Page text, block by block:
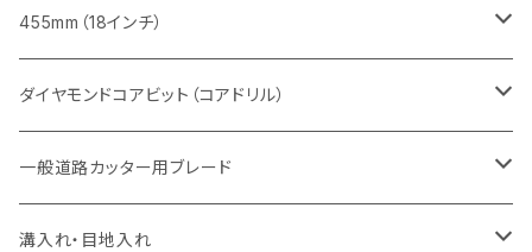
FRP切断用
塩ビ管・キッチンパネル切断用
大理石
ヒューム管・U字溝切断用
鋳鉄管切断用
ヒューム管・U字溝切断用
インターロッキング切断用
鋳鉄管切断用
ヒューム管・U字溝切断用
インターロッキング切断用
一般道路カッター用
ヒューム管・U字溝切断用
アスファルト切断用
一般道路カッター用
セグメント（特殊凹凸加工チップ
セグメントタイプ
コンクリート切断用
セグメント
セグメント（特殊凸凹加工チップ
ブロック切断用
セグメント
セグメント（特殊凸凹加工チップ
レンガ切断用
セグメント
インターロッキング切断用
セグメント
セグメント（特殊凸凹加工チップ
鉄筋コンクリート切断用
セグメントタイプ
コンクリート切断用
セグメント
セグメント（特殊凸凹加工チップ
ブロック切断用
セグメント
レンガ切断用
みかげ石（御影石）切断用
セグメントタイプ
コンクリート切断用
セグメントタイプ
一般道路カッター用
鉄筋コンクリート切断用
セグメントタイプ
インターロッキング切断用
455mm（18インチ）
道路コンクリート切断用
道路アスファルト切断用
ダイヤモンドコアビット（コアドリル）
Aロット
有効長 250mm
Ｃロット
一般道路カッター用ブレード
道路（アスファルト用）
溝入れ・目地入れ